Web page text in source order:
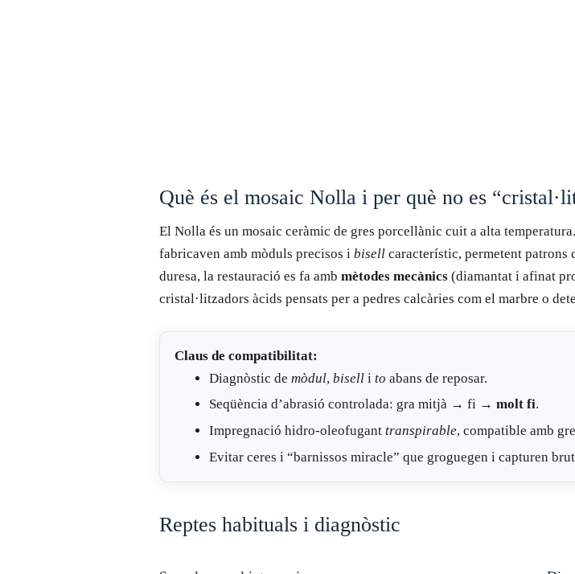
Què és el mosaic Nolla i per què no es
El Nolla és un mosaic ceràmic de gres porcellànic cuit a alta
fabricaven amb mòduls precisos i bisell característic, permetent patrons
duresa, la restauració es fa amb mètodes mecànics (diamantat i afinat
cristal·litzadors àcids pensats per a pedres calcàries com el marbre o
Claus de compatibilitat:
Diagnòstic de mòdul, biselli to abans de reposar.
Seqüència d’abrasió controlada: gra mitjà → fi → molt fi.
Impregnació hidro-oleofugant transpirable, compatible amb
Evitar ceres i “barnissos miracle” que groguegen i capturen
Reptes habituals i diagnòstic